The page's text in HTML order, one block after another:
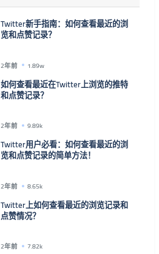
Twitter新手指南：如何查看最近的浏
览和点赞记录？
2年前 1.89w
如何查看最近在Twitter上浏览的推特
和点赞记录？
2年前 9.89k
Twitter用户必看：如何查看最近的浏
览和点赞记录的简单方法！
2年前 8.65k
Twitter上如何查看最近的浏览记录和
点赞情况？
2年前 7.82k